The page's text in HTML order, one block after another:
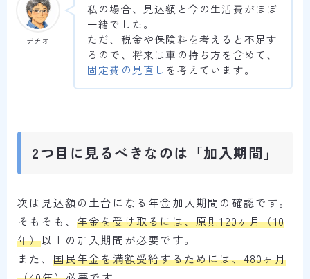
デチオ
私の場合、見込額と今の生活費がほぼ
一緒でした。
ただ、税金や保険料を考えると不足す
るので、将来は車の持ち方を含めて、
固定費の見直し を考えています。
2つ目に見るべきなのは「加入期間」
次は見込額の土台になる年金加入期間の確認です。
そもそも、 年金を受け取るには、原則120ヶ月（10
年）以上の加入期間が必要です。
また、 国民年金を満額受給するためには、480ヶ月